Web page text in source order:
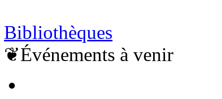
Bibliothèques
❦Événements à venir